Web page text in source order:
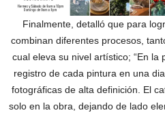
Finalmente, detalló que para
combinan diferentes procesos,
cual eleva su nivel artístico; “En la
registro de cada pintura en una
fotográficas de alta definición. El
solo en la obra, dejando de lado